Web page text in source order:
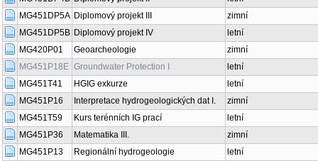
MG451DP4B Diplomový projekt II
letní
MG451DP5A Diplomový projekt III
zimní
MG451DP5B Diplomový projekt IV
letní
MG420P01
Geoarcheologie
zimní
MG451P18E Groundwater Protection I
letní
MG451T41
HGIG exkurze
letní
MG451P16
Interpretace hydrogeologických dat I.
zimní
MG451T59
Kurs terénních IG prací
letní
MG451P36
Matematika III.
zimní
MG451P13
Regionální hydrogeologie
letní